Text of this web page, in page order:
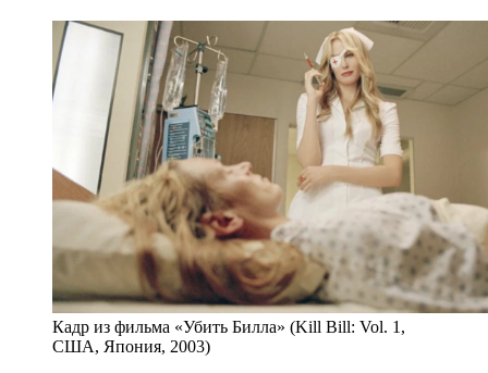
Кадр из фильма «Убить Билла» (Kill Bill: Vol. 1,
США, Япония, 2003)